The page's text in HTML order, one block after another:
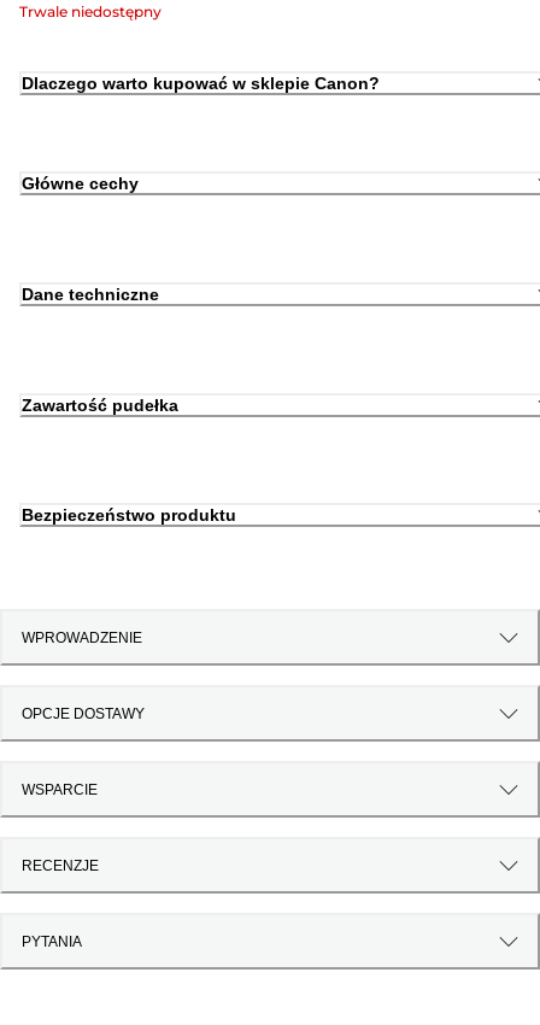
Trwale niedostępny
Dlaczego warto kupować w sklepie Canon?
Główne cechy
Dane techniczne
Zawartość pudełka
Bezpieczeństwo produktu
WPROWADZENIE
OPCJE DOSTAWY
WSPARCIE
RECENZJE
PYTANIA